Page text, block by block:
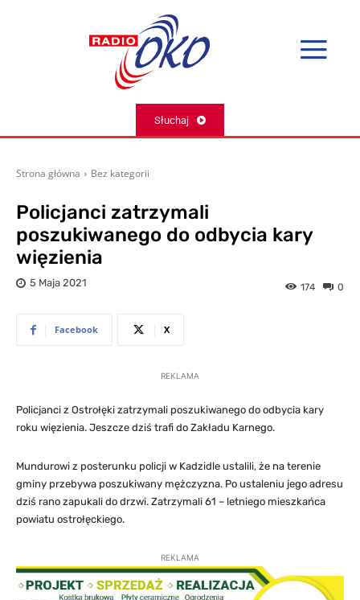
Słuchaj
Strona główna Bez kategorii
Policjanci zatrzymali
poszukiwanego do odbycia kary
więzienia
5 Maja 2021 0
174
Facebook X
REKLAMA
Policjanci z Ostrołęki zatrzymali poszukiwanego do odbycia kary
roku więzienia. Jeszcze dziś trafi do Zakładu Karnego.
Mundurowi z posterunku policji w Kadzidle ustalili, że na terenie
gminy przebywa poszukiwany mężczyzna. Po ustaleniu jego adresu
dziś rano zapukali do drzwi. Zatrzymali 61 – letniego mieszkańca
powiatu ostrołęckiego.
REKLAMA